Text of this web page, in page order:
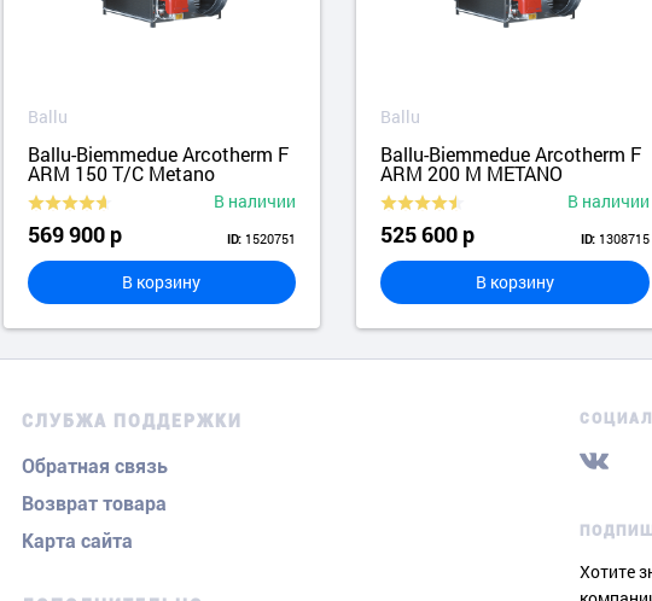
Ballu
Ballu-Biemmedue Arcotherm F
ARM 150 T/C Metano
В наличии
569 900 р ID: 1520751
В корзину
Ballu
Ballu-Biemmedue Arcotherm F
ARM 200 M METANO
В наличии
525 600 р ID: 1308715
В корзину
СЛУБЖА ПОДДЕРЖКИ
Обратная связь
Возврат товара
Карта сайта
Хотите